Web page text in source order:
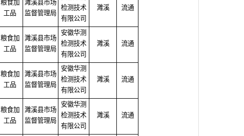
粮食加
工品
濉溪县市场
监督管理局
检测技术
有限公司
濉溪 流通
粮食加
工品
濉溪县市场
监督管理局
安徽华测
检测技术
有限公司
濉溪 流通
粮食加
工品
濉溪县市场
监督管理局
安徽华测
检测技术
有限公司
濉溪 流通
粮食加
工品
濉溪县市场
监督管理局
安徽华测
检测技术
有限公司
濉溪 流通